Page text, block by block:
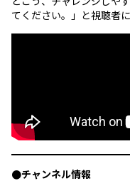
てください。」と視聴者
●チャンネル情報